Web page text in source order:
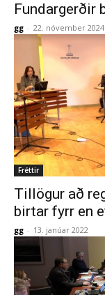
Fundargerðir
gg - 22. nóvember 2024
Fréttir
Tillögur að
birtar fyrr en
gg - 13. janúar 2022